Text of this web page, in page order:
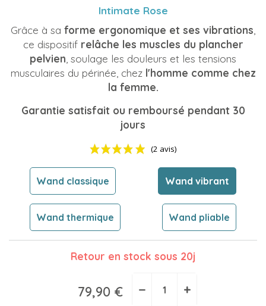
Intimate Rose
Grâce à sa forme ergonomique et ses vibrations
ce dispositif relâche les muscles du plancher
pelvien , soulage les douleurs et les tensions
musculaires du périnée, chez l'homme comme chez
la femme.
Garantie satisfait ou remboursé pendant 30
jours
(2 avis)
Wand classique Wand vibrant
Wand thermique Wand pliable
Retour en stock sous 20j
79,90 € − +